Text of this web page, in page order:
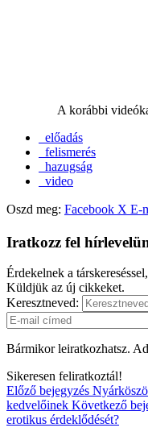
A korábbi
előadás
felismerés
hazugság
video
Oszd meg: Facebook X E-
Iratkozz fel
Érdekelnek a
Küldjük az új cikkeket.
Keresztneved:
Bármikor leiratkozhatsz.
Sikeresen feliratkoztál!
Előző bejegyzés
kedvelőinek Következő
erotikus érdeklődését?